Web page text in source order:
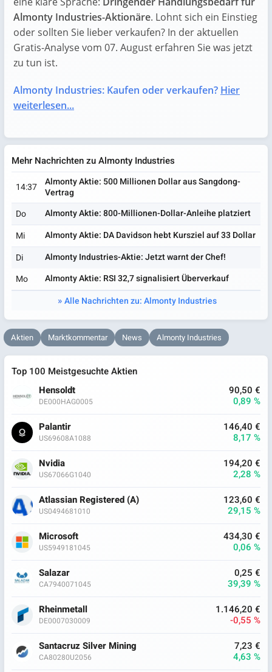
Almonty Industries-Aktionäre. Lohnt sich ein Einstieg
oder sollten Sie lieber verkaufen? In der aktuellen
Gratis-Analyse vom 07. August erfahren Sie was jetzt
zu tun ist.
Almonty Industries: Kaufen oder verkaufen? Hier
weiterlesen...
Mehr Nachrichten zu Almonty Industries
14:37
Almonty Aktie: 500 Millionen Dollar aus Sangdong-
Vertrag
Do
Almonty Aktie: 800-Millionen-Dollar-Anleihe platziert
Mi
Almonty Aktie: DA Davidson hebt Kursziel auf 33 Dollar
Di
Almonty Industries-Aktie: Jetzt warnt der Chef!
Mo
Almonty Aktie: RSI 32,7 signalisiert Überverkauf
Alle Nachrichten zu: Almonty Industries
Aktien Marktkommentar News Almonty Industries
Top 100 Meistgesuchte Aktien
Hensoldt
DE000HAG0005
90,50 €
0,89 %
Palantir
US69608A1088
146,40 €
8,17 %
Nvidia
US67066G1040
194,20 €
2,28 %
Atlassian Registered (A)
US0494681010
123,60 €
29,15 %
Microsoft
US5949181045
434,30 €
0,06 %
Salazar
CA7940071045
0,25 €
39,39 %
Rheinmetall
DE0007030009
1.146,20 €
-0,55 %
Santacruz Silver Mining
CA80280U2056
7,23 €
4,63 %